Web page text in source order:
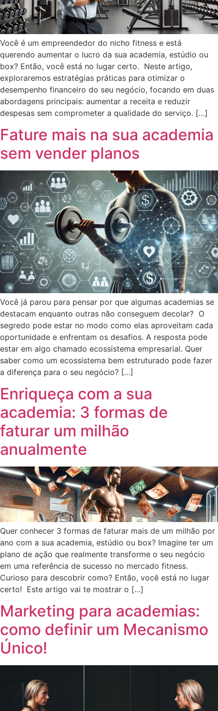
Você é um empreendedor do nicho fitness e está
querendo aumentar o lucro da sua academia, estúdio ou
box? Então, você está no lugar certo. Neste artigo,
exploraremos estratégias práticas para otimizar o
desempenho financeiro do seu negócio, focando em duas
abordagens principais: aumentar a receita e reduzir
despesas sem comprometer a qualidade do serviço. […]
Fature mais na sua academia
sem vender planos
Você já parou para pensar por que algumas academias se
destacam enquanto outras não conseguem decolar? O
segredo pode estar no modo como elas aproveitam cada
oportunidade e enfrentam os desafios. A resposta pode
estar em algo chamado ecossistema empresarial. Quer
saber como um ecossistema bem estruturado pode fazer
a diferença para o seu negócio? […]
Enriqueça com a sua
academia: 3 formas de
faturar um milhão
anualmente
Quer conhecer 3 formas de faturar mais de um milhão por
ano com a sua academia, estúdio ou box? Imagine ter um
plano de ação que realmente transforme o seu negócio
em uma referência de sucesso no mercado fitness.
Curioso para descobrir como? Então, você está no lugar
certo! Este artigo vai te mostrar o […]
Marketing para academias:
como definir um Mecanismo
Único!